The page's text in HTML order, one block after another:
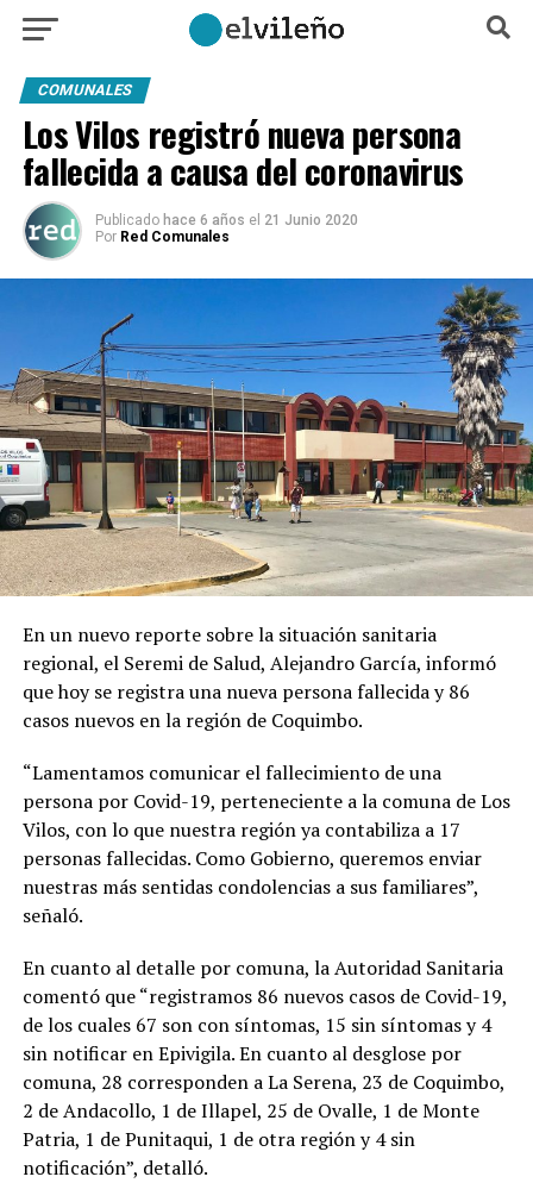
COMUNALES
Los Vilos registró nueva persona
fallecida a causa del coronavirus
Publicado hace 6 años el 21 Junio 2020
Por Red Comunales
En un nuevo reporte sobre la situación sanitaria
regional, el Seremi de Salud, Alejandro García, informó
que hoy se registra una nueva persona fallecida y 86
casos nuevos en la región de Coquimbo.
“Lamentamos comunicar el fallecimiento de una
persona por Covid-19, perteneciente a la comuna de Los
Vilos, con lo que nuestra región ya contabiliza a 17
personas fallecidas. Como Gobierno, queremos enviar
nuestras más sentidas condolencias a sus familiares”,
señaló.
En cuanto al detalle por comuna, la Autoridad Sanitaria
comentó que “registramos 86 nuevos casos de Covid-19,
de los cuales 67 son con síntomas, 15 sin síntomas y 4
sin notificar en Epivigila. En cuanto al desglose por
comuna, 28 corresponden a La Serena, 23 de Coquimbo,
2 de Andacollo, 1 de Illapel, 25 de Ovalle, 1 de Monte
Patria, 1 de Punitaqui, 1 de otra región y 4 sin
notificación”, detalló.